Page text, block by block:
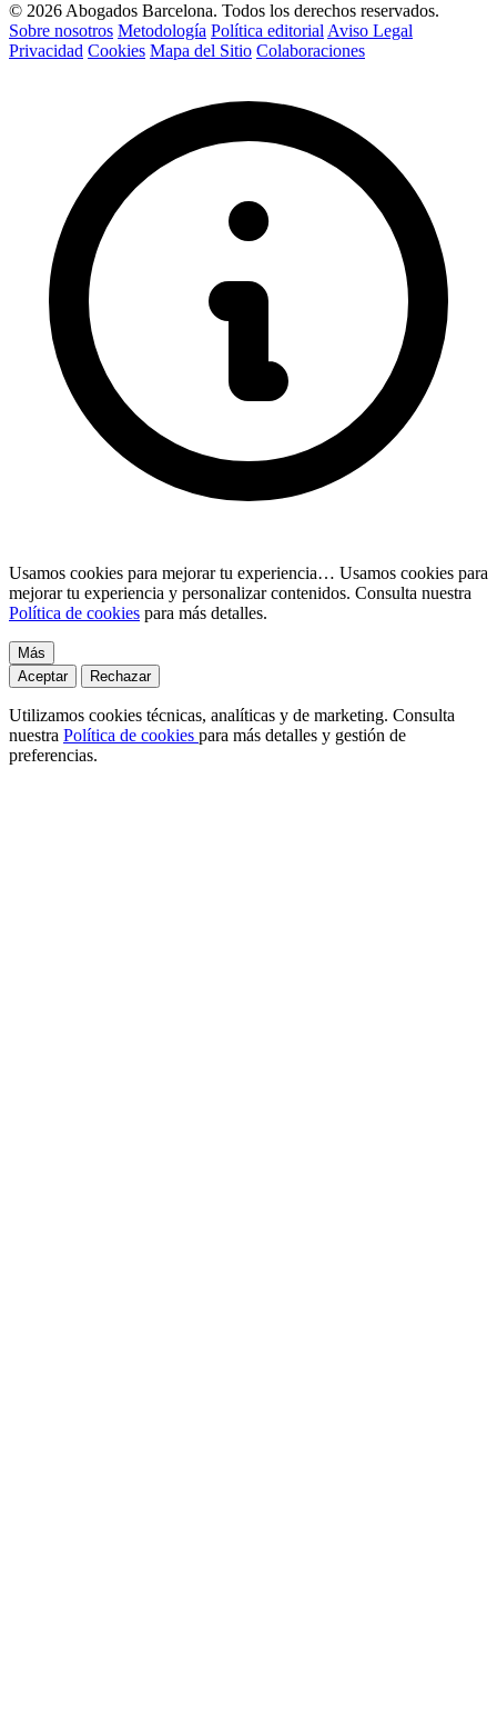
© 2026 Abogados Barcelona. Todos los derechos reservados.
Sobre nosotros Metodología Política editorial Aviso Legal
Privacidad Cookies Mapa del Sitio Colaboraciones
Usamos cookies para mejorar tu experiencia… Usamos cookies para
mejorar tu experiencia y personalizar contenidos. Consulta nuestra
Política de cookies para más detalles.
Más
Aceptar
Rechazar
Utilizamos cookies técnicas, analíticas y de marketing. Consulta
nuestra Política de cookies para más detalles y gestión de
preferencias.